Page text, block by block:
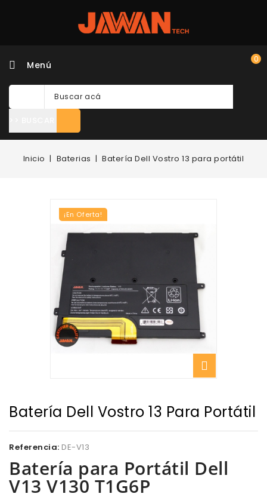
Menú
0
Inicio Baterias Batería Dell Vostro 13 para portátil
¡En Oferta!
Batería Dell Vostro 13 Para Portátil
Referencia: DE-V13
Batería para Portátil Dell
V13 V130 T1G6P